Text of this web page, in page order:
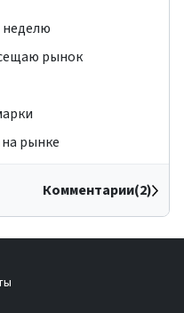
неделю
рынок
рынке
Комментарии(2)